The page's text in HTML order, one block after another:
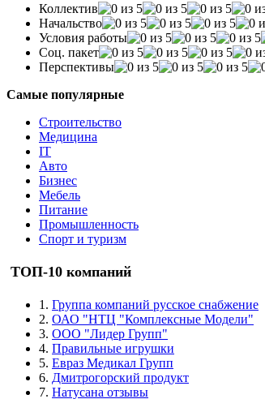
Коллектив
Начальство
Условия работы
Соц. пакет
Перспективы
Самые популярные
Строительство
Медицина
IT
Авто
Бизнес
Мебель
Питание
Промышленность
Спорт и туризм
ТОП-10 компаний
1. Группа компаний русское снабжение
2. ОАО "НТЦ "Комплексные Модели"
3. ООО "Лидер Групп"
4. Правильные игрушки
5. Евраз Медикал Групп
6. Дмитрогорский продукт
7. Натусана отзывы